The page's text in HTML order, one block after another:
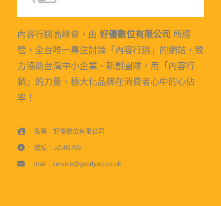
內容行銷高峰會，由 好優數位有限公司 所經
營，全台唯一專注討論「內容行銷」的網站，致
力協助台灣中小企業、新創團隊，用「內容行
銷」的力量，極大化品牌在消費者心中的心佔
率！
名稱：好優數位有限公司
統編：52588706
mail：service@goodyou.co.uk